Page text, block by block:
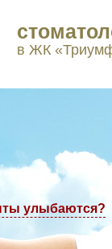
в ЖК
улыбаются?